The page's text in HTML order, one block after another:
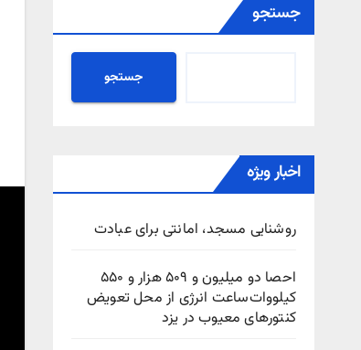
جستجو
جستجو
اخبار ویژه
روشنایی مسجد، امانتی برای عبادت
احصا دو میلیون و ۵۰۹ هزار و ۵۵۰
کیلووات‌ساعت انرژی از محل تعویض
کنتورهای معیوب در یزد